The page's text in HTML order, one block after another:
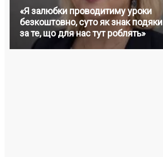
«Я залюбки проводитиму уроки
безкоштовно, суто як знак подяки
за те, що для нас тут роблять»